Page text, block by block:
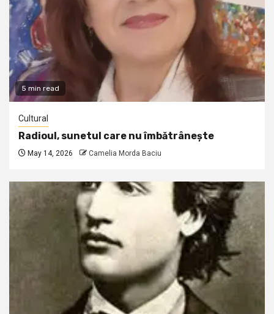
5 min read
Cultural
Radioul, sunetul care nu îmbătrânește
May 14, 2026 Camelia Morda Baciu